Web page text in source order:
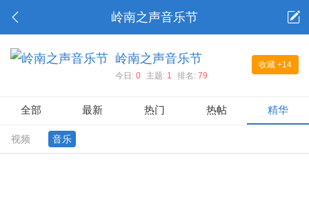
岭南之声音乐节
收藏 +14
岭南之声音乐节
今日: 0 主题: 1 排名: 79
全部 最新 热门 热帖 精华
视频 音乐